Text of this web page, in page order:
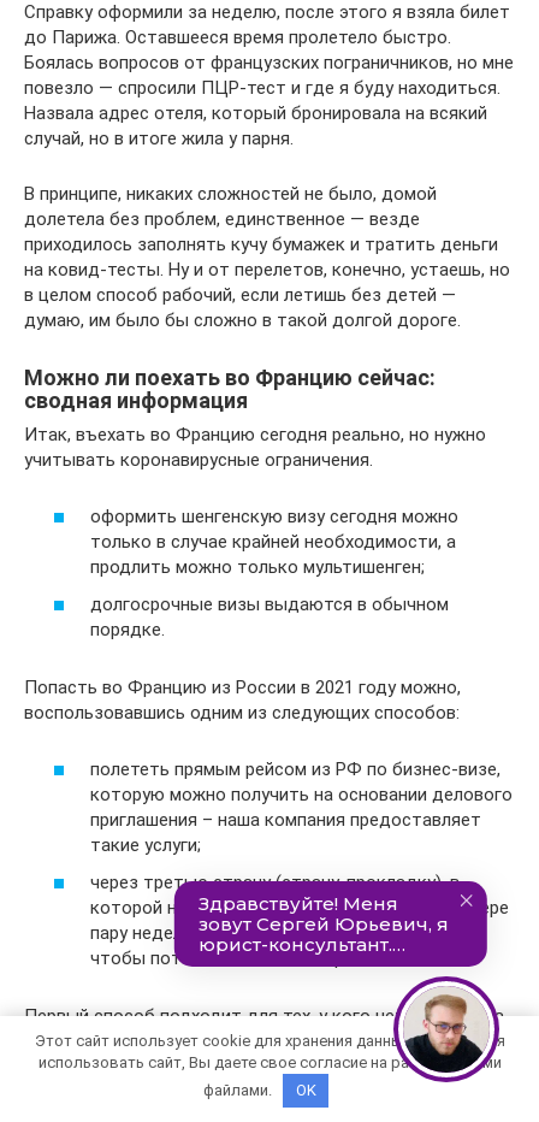
Справку оформили за неделю, после этого я взяла билет
до Парижа. Оставшееся время пролетело быстро.
Боялась вопросов от французских пограничников, но мне
повезло — спросили ПЦР-тест и где я буду находиться.
Назвала адрес отеля, который бронировала на всякий
случай, но в итоге жила у парня.
В принципе, никаких сложностей не было, домой
долетела без проблем, единственное — везде
приходилось заполнять кучу бумажек и тратить деньги
на ковид-тесты. Ну и от перелетов, конечно, устаешь, но
в целом способ рабочий, если летишь без детей —
думаю, им было бы сложно в такой долгой дороге.
Можно ли поехать во Францию сейчас:
сводная информация
Итак, въехать во Францию сегодня реально, но нужно
учитывать коронавирусные ограничения.
оформить шенгенскую визу сегодня можно
только в случае крайней необходимости, а
продлить можно только мультишенген;
долгосрочные визы выдаются в обычном
порядке.
Попасть во Францию из России в 2021 году можно,
воспользовавшись одним из следующих способов:
полететь прямым рейсом из РФ по бизнес-визе,
которую можно получить на основании делового
приглашения – наша компания предоставляет
такие услуги;
через третью страну (страну-прокладку), в
которой нужно будет провести по меньшей мере
пару недель и получить COVID-сертификат ЕС,
чтобы потом полететь во Францию.
Первый способ подходит для тех, у кого нет времени на
перелеты и ожидания, к тому же можно неплохо
сэкономить средства.
Этот сайт использует cookie для хранения данных. Продолжая
использовать сайт, Вы даете свое согласие на работу с этими
файлами.
OK